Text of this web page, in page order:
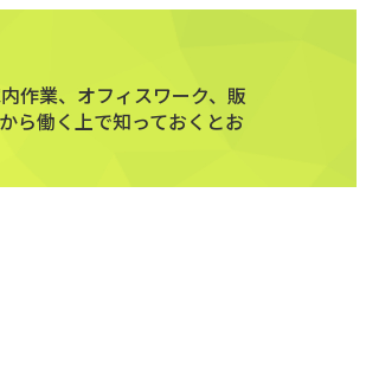
作業、オフィスワーク、販
ら働く上で知っておくとお